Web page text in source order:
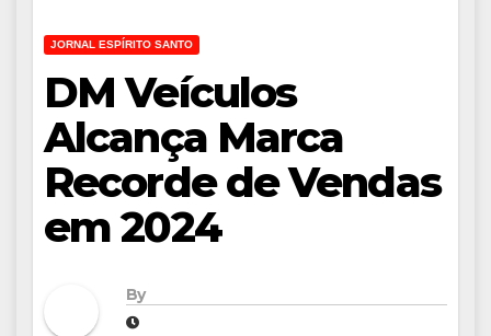
JORNAL ESPÍRITO SANTO
DM Veículos
Alcança Marca
Recorde de Vendas
em 2024
By